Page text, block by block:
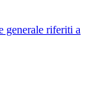
generale riferiti a